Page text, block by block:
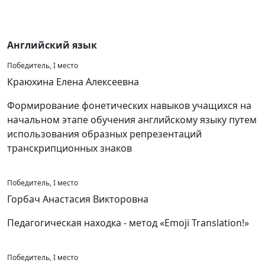
Английский язык
Победитель, I место
Краюхина Елена Алексеевна
Формирование фонетических навыков учащихся на
начальном этапе обучения английскому языку путем
использования образных репрезентаций
транскрипционных знаков
Победитель, I место
Горбач Анастасия Викторовна
Педагогическая находка - метод «Emoji Translation!»
Победитель, I место